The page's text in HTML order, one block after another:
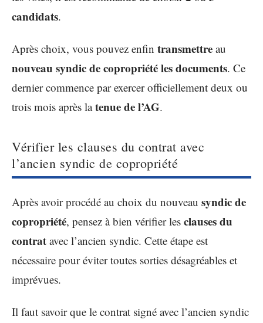
candidats.
Après choix, vous pouvez enfin transmettre au
nouveau syndic de copropriétélesdocuments. Ce
dernier commence par exercer officiellement deux ou
trois mois après latenue de l’AG.
Vérifier les clauses du contrat avec
l’ancien syndic de copropriété
Après avoir procédé au choix du nouveau syndic de
copropriété, pensez à bien vérifier les clauses du
contrat avec l’ancien syndic. Cette étape est
nécessaire pour éviter toutes sorties désagréables et
imprévues.
Il faut savoir que le contrat signé avec l’ancien syndic